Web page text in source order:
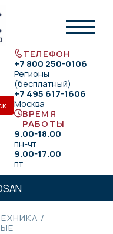
ТЕЛЕФОН
+7 800 250-0106
Регионы
(бесплатный)
+7 495 617-1606
Москва
ВРЕМЯ
РАБОТЫ
9.00-18.00
пн-чт
9.00-17.00
пт
/